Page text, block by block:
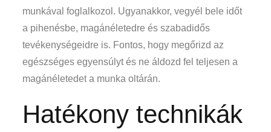
munkával foglalkozol. Ugyanakkor, vegyél bele időt
a pihenésbe, magánéletedre és szabadidős
tevékenységeidre is. Fontos, hogy megőrizd az
egészséges egyensúlyt és ne áldozd fel teljesen a
magánéletedet a munka oltárán.
Hatékony technikák